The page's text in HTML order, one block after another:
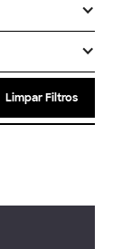
Limpar Filtros